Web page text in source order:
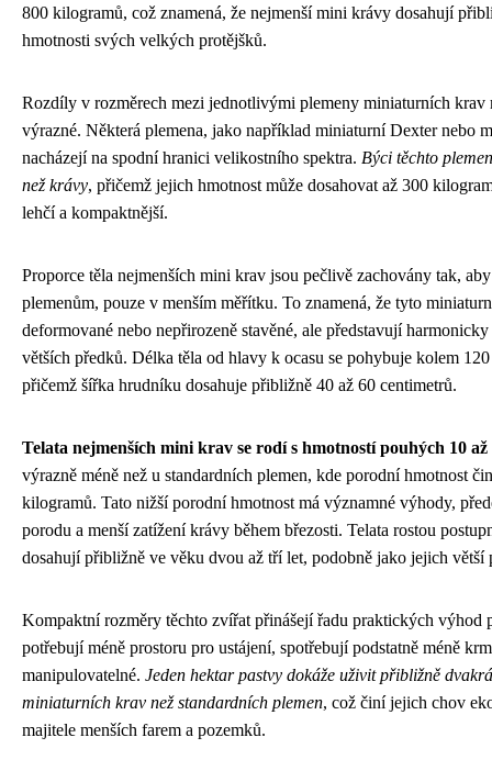
800 kilogramů, což znamená, že nejmenší mini krávy dosahují
hmotnosti svých velkých protějšků.
Rozdíly v rozměrech mezi jednotlivými plemeny miniaturních krav
výrazné. Některá plemena, jako například miniaturní Dexter nebo
nacházejí na spodní hranici velikostního spektra. Býci těchto
než krávy, přičemž jejich hmotnost může dosahovat až 300
lehčí a kompaktnější.
Proporce těla nejmenších mini krav jsou pečlivě zachovány tak,
plemenům, pouze v menším měřítku. To znamená, že tyto
deformované nebo nepřirozeně stavěné, ale představují
větších předků. Délka těla od hlavy k ocasu se pohybuje kolem
přičemž šířka hrudníku dosahuje přibližně 40 až 60 centimetrů.
Telata nejmenších mini krav se rodí s hmotností pouhých 10
výrazně méně než u standardních plemen, kde porodní hmotnost
kilogramů. Tato nižší porodní hmotnost má významné výhody,
porodu a menší zatížení krávy během březosti. Telata rostou
dosahují přibližně ve věku dvou až tří let, podobně jako jejich větší
Kompaktní rozměry těchto zvířat přinášejí řadu praktických výhod
potřebují méně prostoru pro ustájení, spotřebují podstatně méně
manipulovatelné. Jeden hektar pastvy dokáže uživit přibližně
miniaturních krav než standardních plemen, což činí jejich chov
majitele menších farem a pozemků.